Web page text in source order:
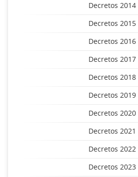
Decretos 2014
Decretos 2015
Decretos 2016
Decretos 2017
Decretos 2018
Decretos 2019
Decretos 2020
Decretos 2021
Decretos 2022
Decretos 2023